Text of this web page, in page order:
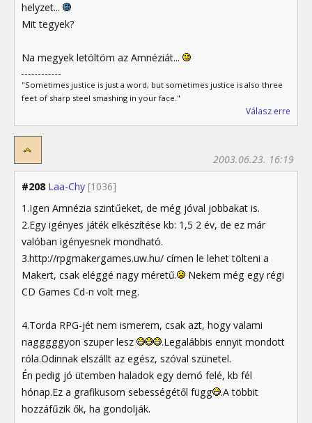
helyzet...
Mit tegyek?
Na megyek letöltöm az Amnéziát...
"Sometimes justice is just a word, but sometimes justice is also three
feet of sharp steel smashing in your face."
Válasz erre
#208 Laa-Chy [1036]
2003.06.23. 16:19
1.Igen Amnézia szintűeket, de még jóval jobbakat is.
2.Egy igényes játék elkészítése kb: 1,5 2 év, de ez már
valóban igényesnek mondható.
3.http://rpgmakergames.uw.hu/ címen le lehet tölteni a
Makert, csak eléggé nagy méretű.
Nekem még egy régi
CD Games Cd-n volt meg.
4.Torda RPG-jét nem ismerem, csak azt, hogy valami
nagggggyon szuper lesz
.Legalábbis ennyit mondott
róla.Odinnak elszállt az egész, szóval szünetel.
Én pedig jó ütemben haladok egy demó felé, kb fél
hónap.Ez a grafikusom sebességétől függ
.A többit
hozzáfűzik ők, ha gondolják.